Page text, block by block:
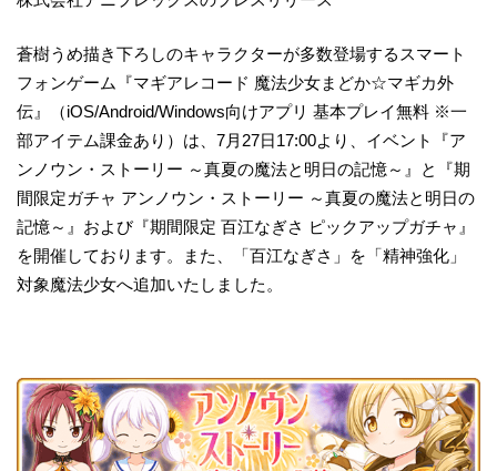
蒼樹うめ描き下ろしのキャラクターが多数登場するスマート
フォンゲーム『マギアレコード 魔法少女まどか☆マギカ外
伝』（iOS/Android/Windows向けアプリ 基本プレイ無料 ※一
部アイテム課金あり）は、7月27日17:00より、イベント『ア
ンノウン・ストーリー ～真夏の魔法と明日の記憶～』と『期
間限定ガチャ アンノウン・ストーリー ～真夏の魔法と明日の
記憶～』および『期間限定 百江なぎさ ピックアップガチャ』
を開催しております。また、「百江なぎさ」を「精神強化」
対象魔法少女へ追加いたしました。